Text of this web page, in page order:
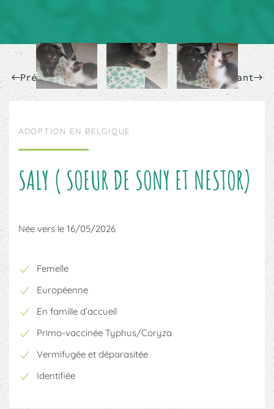
Précédent Suivant
ADOPTION EN BELGIQUE
SALY ( SOEUR DE SONY ET NESTOR)
Née vers le 16/05/2026
Femelle
Européenne
En famille d’accueil
Primo-vaccinée Typhus/Coryza
Vermifugée et déparasitée
Identifiée